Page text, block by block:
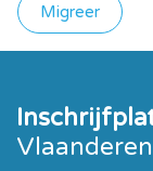
Migreer